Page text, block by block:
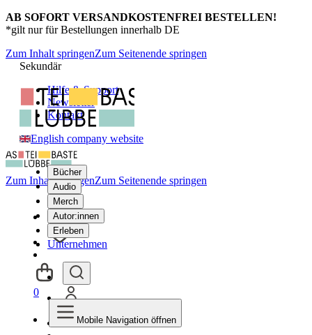
AB SOFORT VERSANDKOSTENFREI BESTELLEN!
*gilt nur für Bestellungen innerhalb DE
Zum Inhalt springenZum Seitenende springen
Sekundär
Hilfe & Support
Newsletter
Kontakt
English company website
Bücher
Audio
Merch
Autor:innen
Erleben
Unternehmen
Zum Inhalt springenZum Seitenende springen
0
Mobile Navigation öffnen